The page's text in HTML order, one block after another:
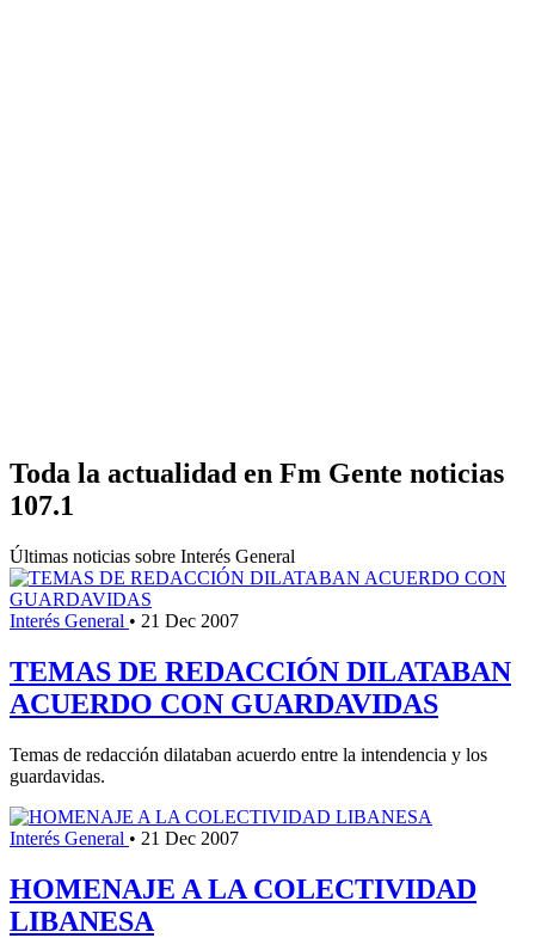
Toda la actualidad en Fm Gente noticias
107.1
Últimas noticias sobre Interés General
Interés General • 21 Dec 2007
TEMAS DE REDACCIÓN DILATABAN
ACUERDO CON GUARDAVIDAS
Temas de redacción dilataban acuerdo entre la intendencia y los
guardavidas.
Interés General • 21 Dec 2007
HOMENAJE A LA COLECTIVIDAD
LIBANESA